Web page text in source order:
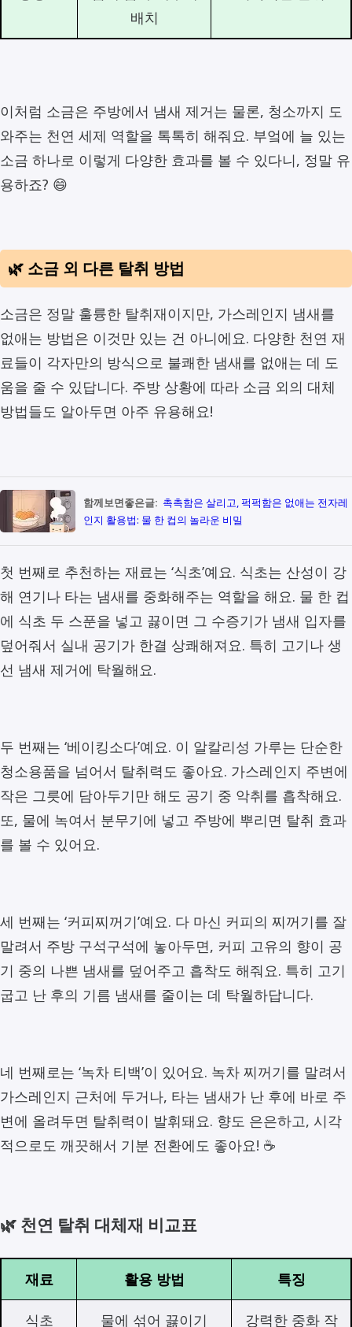
배치
이처럼 소금은 주방에서 냄새 제거는 물론, 청소까지 도
와주는 천연 세제 역할을 톡톡히 해줘요. 부엌에 늘 있는
소금 하나로 이렇게 다양한 효과를 볼 수 있다니, 정말 유
용하죠? 😄
🌿 소금 외 다른 탈취 방법
소금은 정말 훌륭한 탈취재이지만, 가스레인지 냄새를
없애는 방법은 이것만 있는 건 아니에요. 다양한 천연 재
료들이 각자만의 방식으로 불쾌한 냄새를 없애는 데 도
움을 줄 수 있답니다. 주방 상황에 따라 소금 외의 대체
방법들도 알아두면 아주 유용해요!
함께보면좋은글: 촉촉함은 살리고, 퍽퍽함은 없애는 전자레
인지 활용법: 물 한 컵의 놀라운 비밀
첫 번째로 추천하는 재료는 ‘식초’예요. 식초는 산성이 강
해 연기나 타는 냄새를 중화해주는 역할을 해요. 물 한 컵
에 식초 두 스푼을 넣고 끓이면 그 수증기가 냄새 입자를
덮어줘서 실내 공기가 한결 상쾌해져요. 특히 고기나 생
선 냄새 제거에 탁월해요.
두 번째는 ‘베이킹소다’예요. 이 알칼리성 가루는 단순한
청소용품을 넘어서 탈취력도 좋아요. 가스레인지 주변에
작은 그릇에 담아두기만 해도 공기 중 악취를 흡착해요.
또, 물에 녹여서 분무기에 넣고 주방에 뿌리면 탈취 효과
를 볼 수 있어요.
세 번째는 ‘커피찌꺼기’예요. 다 마신 커피의 찌꺼기를 잘
말려서 주방 구석구석에 놓아두면, 커피 고유의 향이 공
기 중의 나쁜 냄새를 덮어주고 흡착도 해줘요. 특히 고기
굽고 난 후의 기름 냄새를 줄이는 데 탁월하답니다.
네 번째로는 ‘녹차 티백’이 있어요. 녹차 찌꺼기를 말려서
가스레인지 근처에 두거나, 타는 냄새가 난 후에 바로 주
변에 올려두면 탈취력이 발휘돼요. 향도 은은하고, 시각
적으로도 깨끗해서 기분 전환에도 좋아요! ☕
🌿 천연 탈취 대체재 비교표
재료 활용 방법 특징
식초 물에 섞어 끓이기 강력한 중화 작